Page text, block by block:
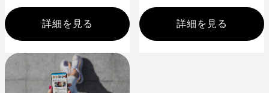
詳細を見る 詳細を見る